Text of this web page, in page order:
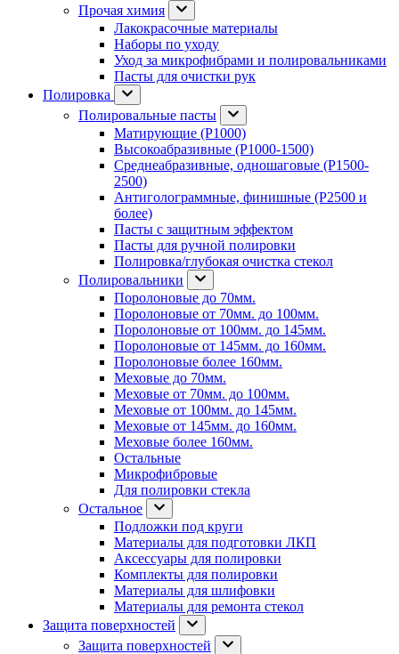
Прочая химия
Лакокрасочные материалы
Наборы по уходу
Уход за микрофибрами и полировальниками
Пасты для очистки рук
Полировка
Полировальные пасты
Матирующие (P1000)
Высокоабразивные (P1000-1500)
Среднеабразивные, одношаговые (P1500-
2500)
Антиголограммные, финишные (P2500 и
более)
Пасты с защитным эффектом
Пасты для ручной полировки
Полировка/глубокая очистка стекол
Полировальники
Поролоновые до 70мм.
Поролоновые от 70мм. до 100мм.
Поролоновые от 100мм. до 145мм.
Поролоновые от 145мм. до 160мм.
Поролоновые более 160мм.
Меховые до 70мм.
Меховые от 70мм. до 100мм.
Меховые от 100мм. до 145мм.
Меховые от 145мм. до 160мм.
Меховые более 160мм.
Остальные
Микрофибровые
Для полировки стекла
Остальное
Подложки под круги
Материалы для подготовки ЛКП
Аксессуары для полировки
Комплекты для полировки
Материалы для шлифовки
Материалы для ремонта стекол
Защита поверхностей
Защита поверхностей